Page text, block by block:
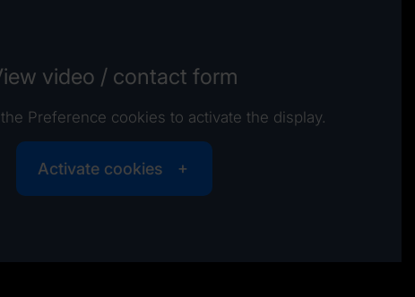
video / contact form
Preference cookies to activate the display.
Activate cookies